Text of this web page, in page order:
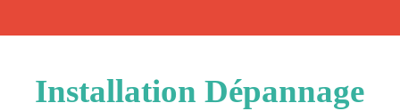
Installation Dépannage